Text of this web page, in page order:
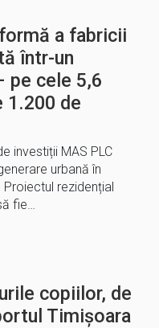
a fabricii
într-un
pe cele 5,6
1.200 de
investiții MAS PLC
urbană în
rezidențial
fie…
copiilor, de
Timișoara